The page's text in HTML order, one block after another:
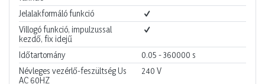
Jelalakformáló funkció
Villogó funkció, impulzussal
kezdő, fix idejű
Időtartomány
0.05 - 360000 s
Névleges vezérlő-feszültség Us
AC 60HZ
240 V